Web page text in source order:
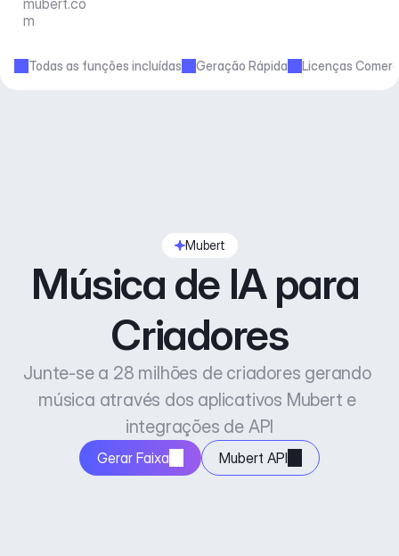
mubert.co
m
Todas as funções incluídas Geração Rápida Licenças
Mubert
Música de IA para
Criadores
Junte-se a 28 milhões de criadores gerando
música através dos aplicativos Mubert e
integrações de API
Gerar Faixa Mubert API